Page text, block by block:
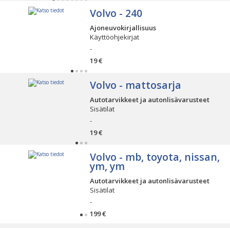
Volvo - 240
Ajoneuvokirjallisuus
Käyttöohjekirjat
-
19 €
Volvo - mattosarja
Autotarvikkeet ja autonlisävarusteet
Sisätilat
-
19 €
Volvo - mb, toyota, nissan,
ym, ym
Autotarvikkeet ja autonlisävarusteet
Sisätilat
-
199 €